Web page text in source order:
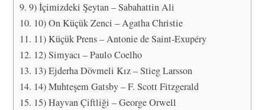
9) İçimizdeki Şeytan – Sabahattin Ali
10) On Küçük Zenci – Agatha Christie
11) Küçük Prens – Antonie de Saint-Exupéry
12) Simyacı – Paulo Coelho
13) Ejderha Dövmeli Kız – Stieg Larsson
14) Muhteşem Gatsby – F. Scott Fitzgerald
15) Hayvan Çiftliği – George Orwell